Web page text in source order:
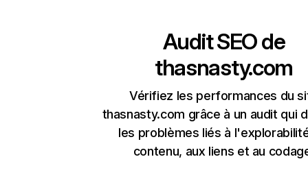
Audit SEO de
thasnasty.com
Vérifiez les performances du
thasnasty.com grâce à un audit qui
les problèmes liés à
contenu, aux liens et au